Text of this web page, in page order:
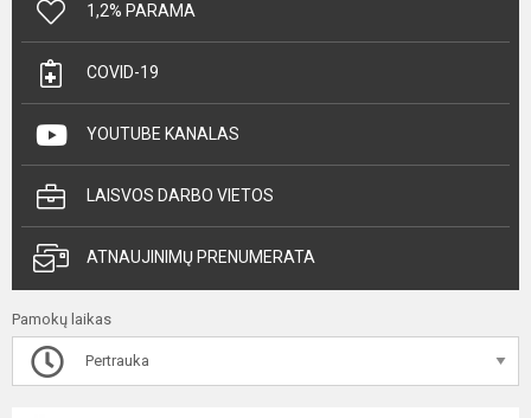
1,2% PARAMA
COVID-19
YOUTUBE KANALAS
LAISVOS DARBO VIETOS
ATNAUJINIMŲ PRENUMERATA
Pamokų laikas
Pertrauka